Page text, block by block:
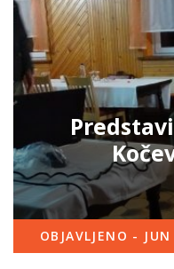
OBJAVLJENO -